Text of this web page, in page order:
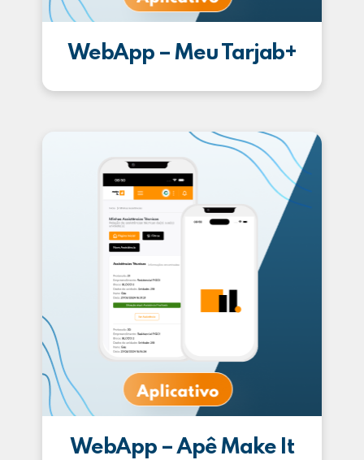
WebApp – Meu Tarjab+
WebApp – Apê Make It